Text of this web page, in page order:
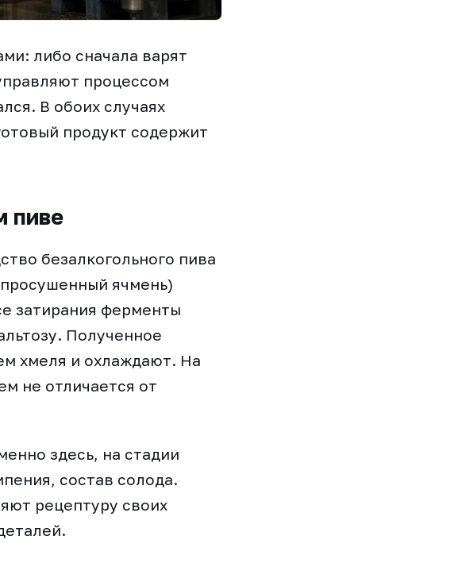
либо сначала варят
процессом
В обоих случаях
продукт содержит
пиве
безалкогольного пива
ячмень)
затирания ферменты
Полученное
хмеля и охлаждают. На
не отличается от
здесь, на стадии
состав солода.
рецептуру своих